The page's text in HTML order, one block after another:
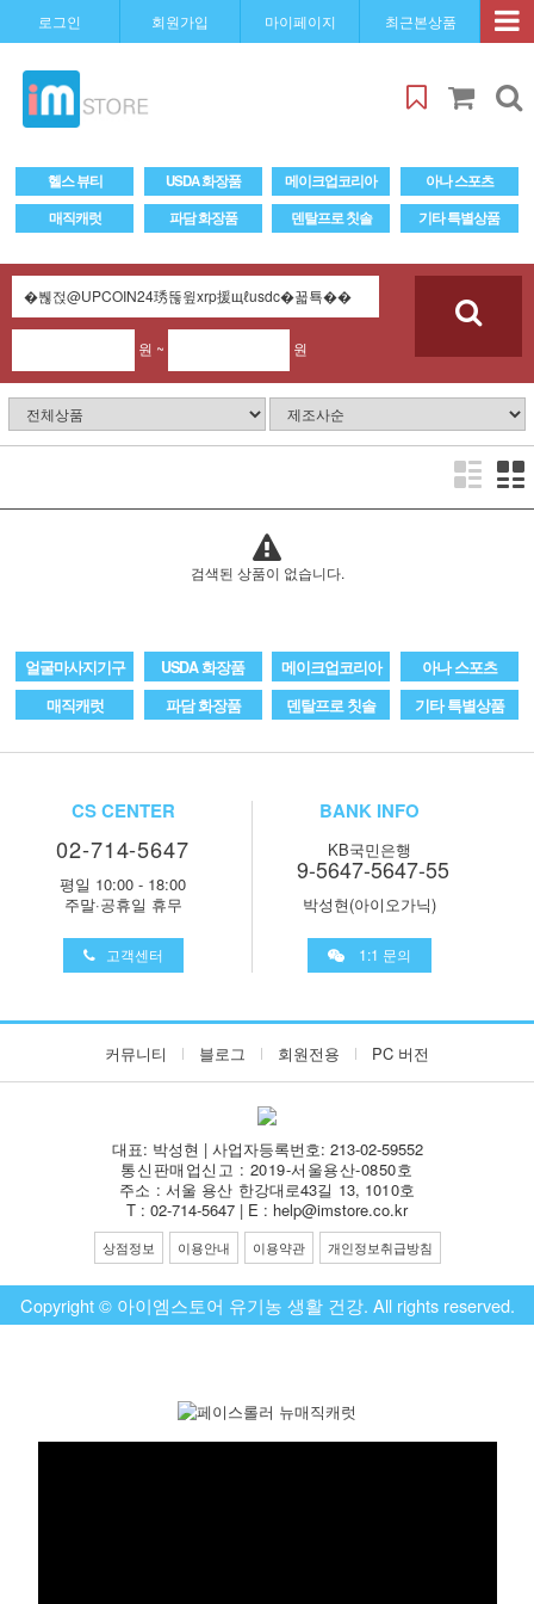
로그인 회원가입 마이페이지 최근본상품
헬스 뷰티 USDA 화장품 메이크업코리아
아나 스포츠
매직캐럿
파담 화장품 덴탈프로 칫솔 기타 특별상품
원 ~ 원
검색된 상품이 없습니다.
얼굴마사지기구 USDA 화장품 메이크업코리아
아나 스포츠
매직캐럿
파담 화장품 덴탈프로 칫솔 기타 특별상품
CS CENTER
02-714-5647
평일 10:00 - 18:00
주말·공휴일 휴무
고객센터
BANK INFO
KB국민은행
9-5647-5647-55
박성현(아이오가닉)
1:1 문의
커뮤니티 블로그 회원전용 PC 버전
대표: 박성현 | 사업자등록번호: 213-02-59552
통신판매업신고 : 2019-서울용산-0850호
주소 : 서울 용산 한강대로43길 13, 1010호
T : 02-714-5647 | E : help@imstore.co.kr
상점정보 이용안내 이용약관 개인정보취급방침
Copyright © 아이엠스토어 유기농 생활 건강. All rights reserved.